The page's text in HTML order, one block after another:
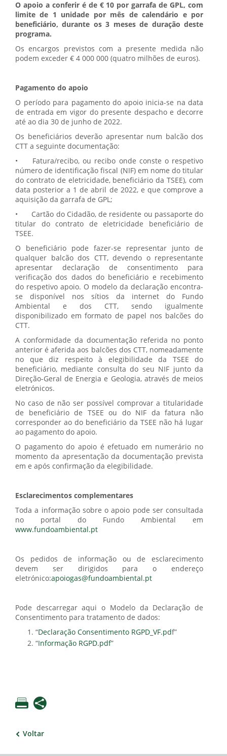
O apoio a conferir é de € 10 por garrafa de GPL, com
limite de 1 unidade por mês de calendário e por
beneficiário, durante os 3 meses de duração deste
programa.
Os encargos previstos com a presente medida não
podem exceder € 4 000 000 (quatro milhões de euros).
Pagamento do apoio
O período para pagamento do apoio inicia-se na data
de entrada em vigor do presente despacho e decorre
até ao dia 30 de junho de 2022.
Os beneficiários deverão apresentar num balcão dos
CTT a seguinte documentação:
•
Fatura/recibo, ou recibo onde conste o respetivo
número de identificação fiscal (NIF) em nome do titular
do contrato de eletricidade, beneficiário da TSEE), com
data posterior a 1 de abril de 2022, e que comprove a
aquisição da garrafa de GPL;
•
Cartão do Cidadão, de residente ou passaporte do
titular do contrato de eletricidade beneficiário de
TSEE.
O beneficiário pode fazer-se representar junto de
qualquer balcão dos CTT, devendo o representante
apresentar declaração de consentimento para
verificação dos dados do beneficiário e recebimento
do respetivo apoio. O modelo da declaração encontra-
se disponível nos sítios da internet do Fundo
Ambiental e dos CTT, sendo igualmente
disponibilizado em formato de papel nos balcões do
CTT.
A conformidade da documentação referida no ponto
anterior é aferida aos balcões dos CTT, nomeadamente
no que diz respeito à elegibilidade da TSEE do
beneficiário, mediante consulta do seu NIF junto da
Direção-Geral de Energia e Geologia, através de meios
eletrónicos.
No caso de não ser possível comprovar a titularidade
de beneficiário de TSEE ou do NIF da fatura não
corresponder ao do beneficiário da TSEE não há lugar
ao pagamento do apoio.
O pagamento do apoio é efetuado em numerário no
momento da apresentação da documentação prevista
em e após confirmação da elegibilidade.
Esclarecimentos complementares
Toda a informação sobre o apoio pode ser consultada
no portal do Fundo Ambiental em
www.fundoambiental.pt
Os pedidos de informação ou de esclarecimento
devem ser dirigidos para o endereço
eletrónico:apoiogas@fundoambiental.pt
Pode descarregar aqui o Modelo da Declaração de
Consentimento para tratamento de dados:
“Declaração Consentimento RGPD_VF.pdf”
“Informação RGPD.pdf”
Voltar